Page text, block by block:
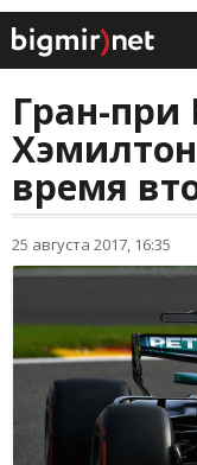
Гран-при
время
25 августа 2017, 16:35